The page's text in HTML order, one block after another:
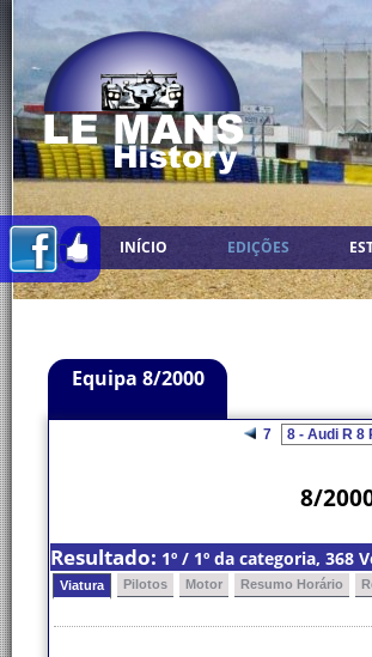
INÍCIO EDIÇÕES
Equipa 8/2000
7
8/
Resultado: 1º / 1º da categoria, 368
Viatura Pilotos Motor Resumo Horário